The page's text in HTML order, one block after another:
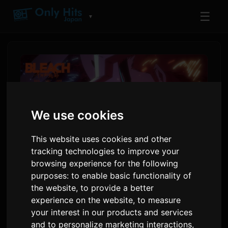
We use cookies
This website uses cookies and other
tracking technologies to improve your
browsing experience for the following
purposes:to enable basic functionality of
the website,to provide a better
experience on the website,to measure
your interest in our products and services
and to personalize marketing interactions,
▼ ☰
PV za završni dio BLEACH-a
otkriva 9Laninu završnu
temu 'Rasen'